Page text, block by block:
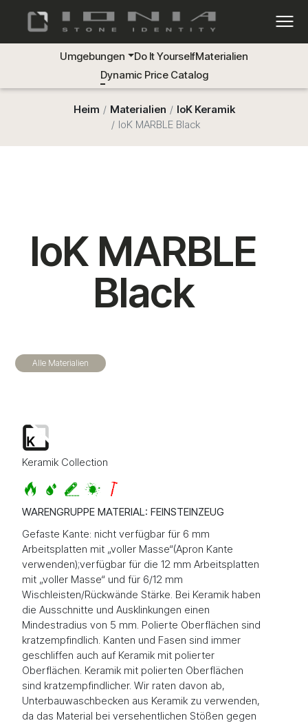
Umgebungen Do It YourselfMaterialien
Dynamic Price Catalog
Heim Materialien
IoK Keramik
IoK MARBLE Black
IoK MARBLE
Black
Alle Materialien
Keramik Collection
WARENGRUPPE MATERIAL: FEINSTEINZEUG
Gefaste Kante: nicht verfügbar für 6 mm
Arbeitsplatten mit „voller Masse“(Apron Kante
verwenden);verfügbar für die 12 mm Arbeitsplatten
mit „voller Masse“ und für 6/12 mm
Wischleisten/Rückwände Stärke. Bei Keramik haben
die Ausschnitte und Ausklinkungen einen
Mindestradius von 5 mm. Polierte Oberflächen sind
kratzempfindlich. Kanten und Fasen sind immer
geschliffen auch auf Keramik mit polierter
Oberflächen. Keramik mit polierten Oberflächen
sind kratzempfindlicher. Wir raten davon ab,
Unterbauwaschbecken aus Keramik zu verwenden,
da das Material bei versehentlichen Stößen gegen